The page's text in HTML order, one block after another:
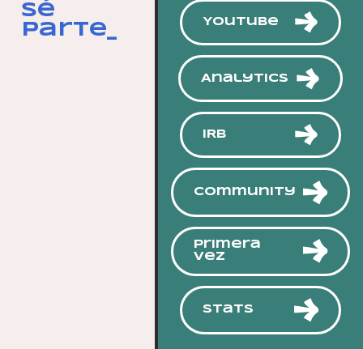
Sé
parte_
YouTube
Analytics
IRB
Community
Primera
vez
Stats